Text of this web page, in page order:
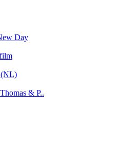
Day
(NL)
& P..